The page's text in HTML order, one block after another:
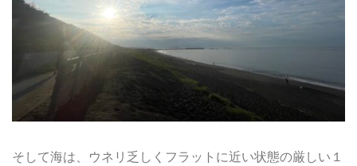
そして海は、ウネリ乏しくフラットに近い状態の厳しい１